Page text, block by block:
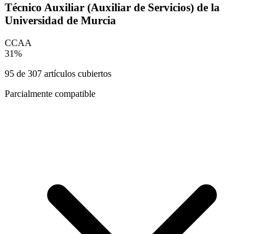
Técnico Auxiliar (Auxiliar de Servicios) de la
Universidad de Murcia
CCAA
31%
95 de 307 artículos cubiertos
Parcialmente compatible